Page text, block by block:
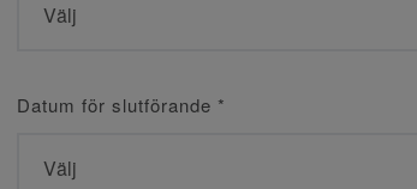
Datum för slutförande *